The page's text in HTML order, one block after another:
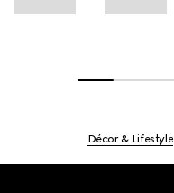
Décor & Lifestyle